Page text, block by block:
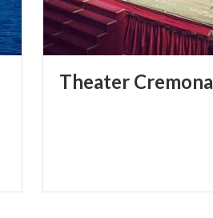
Theater Cremona